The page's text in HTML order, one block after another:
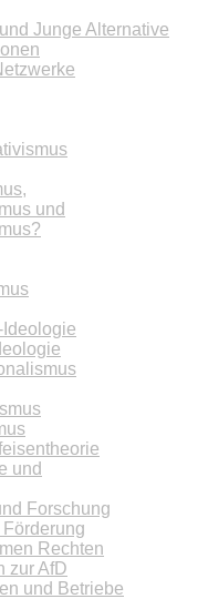
Junge Alternative
und
und
Forschung
Rechten
zur AfD
und Betriebe